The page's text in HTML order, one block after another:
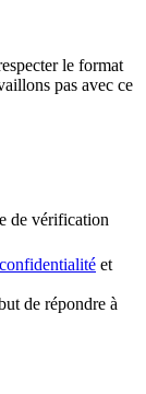
le format
pas avec ce
de vérification
et
de répondre à